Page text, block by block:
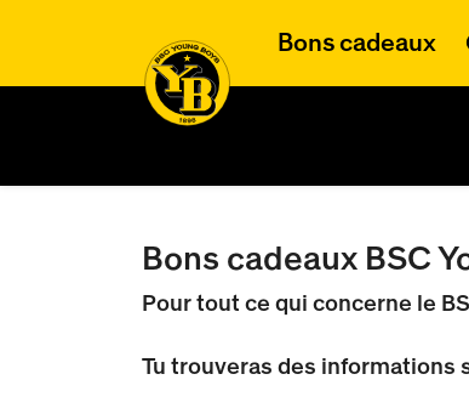
Bons cadeaux
Bons cadeaux BSC
Pour tout ce qui concerne le
Tu trouveras des informations